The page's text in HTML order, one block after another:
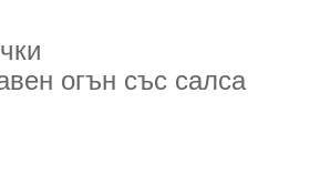
огън със салса